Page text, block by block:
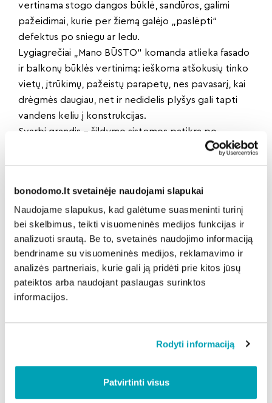
bonodomo.lt svetainėje naudojami slapukai
Naudojame slapukus, kad galėtume suasmeninti turinį
bei skelbimus, teikti visuomeninės medijos funkcijas ir
analizuoti srautą. Be to, svetainės naudojimo informaciją
bendriname su visuomeninės medijos, reklamavimo ir
analizės partneriais, kurie gali ją pridėti prie kitos jūsų
pateiktos arba naudojant paslaugas surinktos
informacijos.
Rodyti informaciją
Patvirtinti visus
vertinama stogo dangos būklė, sandūros, galimi
pažeidimai, kurie per žiemą galėjo „paslėpti“
defektus po sniegu ar ledu.
Lygiagrečiai „Mano BŪSTO“ komanda atlieka fasado
ir balkonų būklės vertinimą: ieškoma atšokusių tinko
vietų, įtrūkimų, pažeistų parapetų, nes pavasarį, kai
drėgmės daugiau, net ir nedidelis plyšys gali tapti
vandens keliu į konstrukcijas.
Svarbi grandis – šildymo sistemos patikra po
sezono. Pasibaigus intensyviausiam naudojimui
tikrinama, ar nėra pratekėjimų, ar neatsirado silpnų
taip pat paruošiama sistema tolesnei eksploatacijai.
Ne mažiau dėmesio skiriama vandentiekio ir nuotekų
stovams: vertinama, ar nėra korozijos, drėgmės
židinių, ar nesiformuoja užsikimšimų rizika.
Rekomendacijos gyventojams
Nors administratorius atsakingas už bendrojo
naudojimo konstrukcijas ir sistemas, nemaža dalis
pavasarinių gedimų prasideda nuo to, kas vyksta
pačiame bute.
patikrinimams: apžiūrėti vandens maišytuvus, sifonus
ir matomas vamzdyno jungtis, nes po žiemos net
menkas lašėjimas gali virsti rimtu pratekėjimu.
Taip pat naudinga išvalyti ventiliacijos groteles ir